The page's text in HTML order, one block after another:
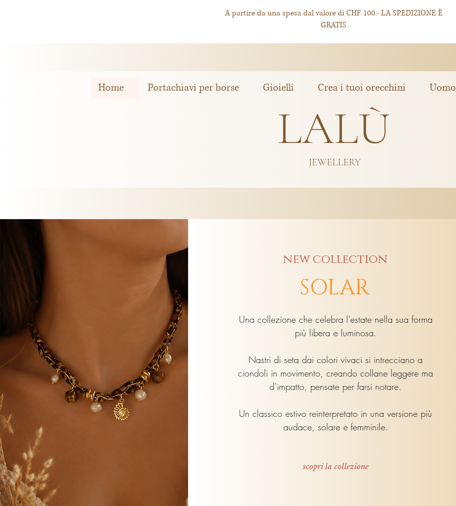
A partire da una spesa dal valore di CHF 100.- LA SPEDIZIONE È
GRATIS
Home Portachiavi per borse Gioielli Crea i tuoi orecchini Uomo
LALÙ
JEWELLERY
SOLAR
new collection
Una collezione che celebra l’estate nella sua forma
più libera e luminosa.
Nastri di seta dai colori vivaci si intrecciano a
ciondoli in movimento, creando collane leggere ma
d’impatto, pensate per farsi notare.
Un classico estivo reinterpretato in una versione più
audace, solare e femminile.
scopri la collezione